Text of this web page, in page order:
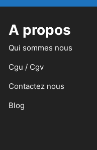
A propos
Qui sommes nous
Cgu / Cgv
Contactez nous
Blog